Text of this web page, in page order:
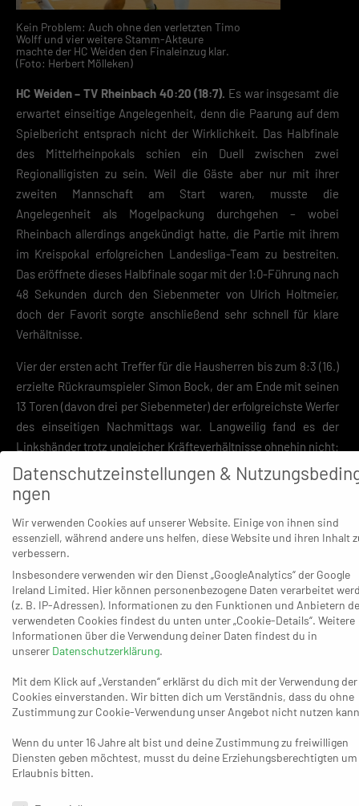
Kein Problem: Auch ohne den verletzten Timo
Wolff und vier weitere Stamm-Akteure
machte der HC Weiden den Finaleinzug klar.
(Foto: Herbert Mölleken)
HC Weiden – TV Rheinbach 40:20 (18:7). Es war insgesamt die
erwartet einseitige Angelegenheit, denn die Paarung auf dem
Spielbericht entsprach nicht der Wirklichkeit. Das Halbfinale
des Mittelrheinpokals schien ein Duell zwischen zwei
Regionalligisten zu sein. Weil die Gäste aber nur mit ihrer
zweiten Mannschaft am Start waren, musste die
Angelegenheit als Mogelpackung durchgehen – wobei
Rheinbach allerdings angekündigt hatte, die Partie mit ihrem
im Kreispokal erfolgreichen Landesliga-Team zu bestreiten.
Das eröffnete dieses Halbfinale sogar mit der 1:0-Führung nach
48 Sekunden durch den Siebenmeter von Ulrich Holtmeier,
doch der Favorit sorgte anschließend sehr schnell für klare
Verhältnisse.
Vier der ersten acht Treffer für die Hausherren bis zum 8:3 (16.)
erzielte Rückraumspieler Simon Bock, der am Ende mit seinen
13 Toren (davon drei per Siebenmeter) der erfolgreichste Werfer
des einseitigen Nachmittags war. Langweilig fand es der
Linkshänder trotz ungleicher Kräfteverhältnisse ohnehin nicht:
„Es war eine gute Gelegenheit, uns weiter einzuspielen.“ Bei
konsequenterer Chancenwertung hätte der Regionalliga-
Aufsteiger, dem nicht mal sein kompletter Kader zur Verfügung
stand, sogar früher als in der 25. Minute beim 15:5 mit zehn
Toren Differenz führen müssen.
Die zweite Hälfte gestaltete sich aus der Sicht der Hausherren
zunächst schleppend, denn bis zum 21:11 wehrte sich der
krasse Außenseiter vorübergehend auf Augenhöhe. Ganz stark
nach dem Wechsel trat der schnelle Marius Schmitz auf, der
immer wieder den Weg durch die Mitte der Weidener Deckung
suchte und sechs Mal fand. Ebenfalls überzeugend: TV-Keeper
Jasper Bröckelmann wehrte in der ersten Hälfte einige Würfe
sehenswert ab. Alles zusammen konnte jedoch nicht
verhindern, dass sich die Hausherren zunehmend absetzten.
Und später zeigte Weiden noch, was es spielerisch draufhat.
Das 35:16 (52.) von Jonas Scheidtweiler war ebenso der Lohn
für einen gelungenen Kempa-Spielzug wie in der letzten Minute
Datenschutzeinstellungen &
ngen
Wir verwenden Cookies auf unserer Website. Einige von ihnen sind
essenziell, während andere uns helfen, diese Website und ihren Inhalt
verbessern.
Insbesondere verwenden wir den Dienst „GoogleAnalytics“ der Google
Ireland Limited. Hier können personenbezogene Daten verarbeitet
(z. B. IP-Adressen). Informationen zu den Funktionen und Anbietern
verwendeten Cookies findest du unten unter „Cookie-Details“. Weitere
Informationen über die Verwendung deiner Daten findest du in
unserer Datenschutzerklärung.
Mit dem Klick auf „Verstanden“ erklärst du dich mit der Verwendung der
Cookies einverstanden. Wir bitten dich um Verständnis, dass du ohne
Zustimmung zur Cookie-Verwendung unser Angebot nicht nutzen
Wenn du unter 16 Jahre alt bist und deine Zustimmung zu freiwilligen
Diensten geben möchtest, musst du deine Erziehungsberechtigten um
Erlaubnis bitten.
Datenschutzeinstellungen & Nutzungsbedingungen